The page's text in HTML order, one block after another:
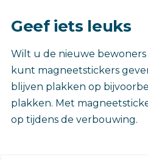
Geef iets leuks
Wilt u de nieuwe bewoners
kunt magneetstickers
blijven plakken op
plakken. Met
op tijdens de verbouwing.